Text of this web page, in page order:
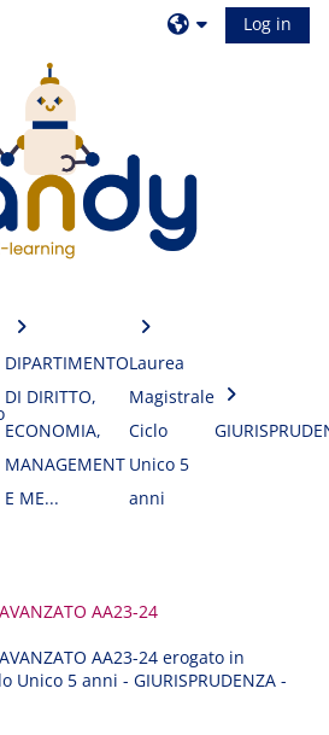
Log in
DIPARTIMENTO
DI DIRITTO,
ECONOMIA,
MANAGEMENT
E ME...
Laurea
Magistrale
Ciclo
Unico 5
anni
AA23-24
AA23-24 erogato in
Unico 5 anni - GIURISPRUDENZA -